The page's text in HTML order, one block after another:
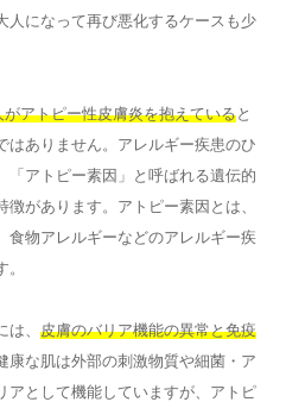
人になって再び悪化するケースも少
アトピー性皮膚炎を抱えていると
はありません。アレルギー疾患のひ
「アトピー素因」と呼ばれる遺伝的
があります。アトピー素因とは、
食物アレルギーなどのアレルギー疾
、 皮膚のバリア機能の異常と免疫
康な肌は外部の刺激物質や細菌・ア
アとして機能していますが、アトピ